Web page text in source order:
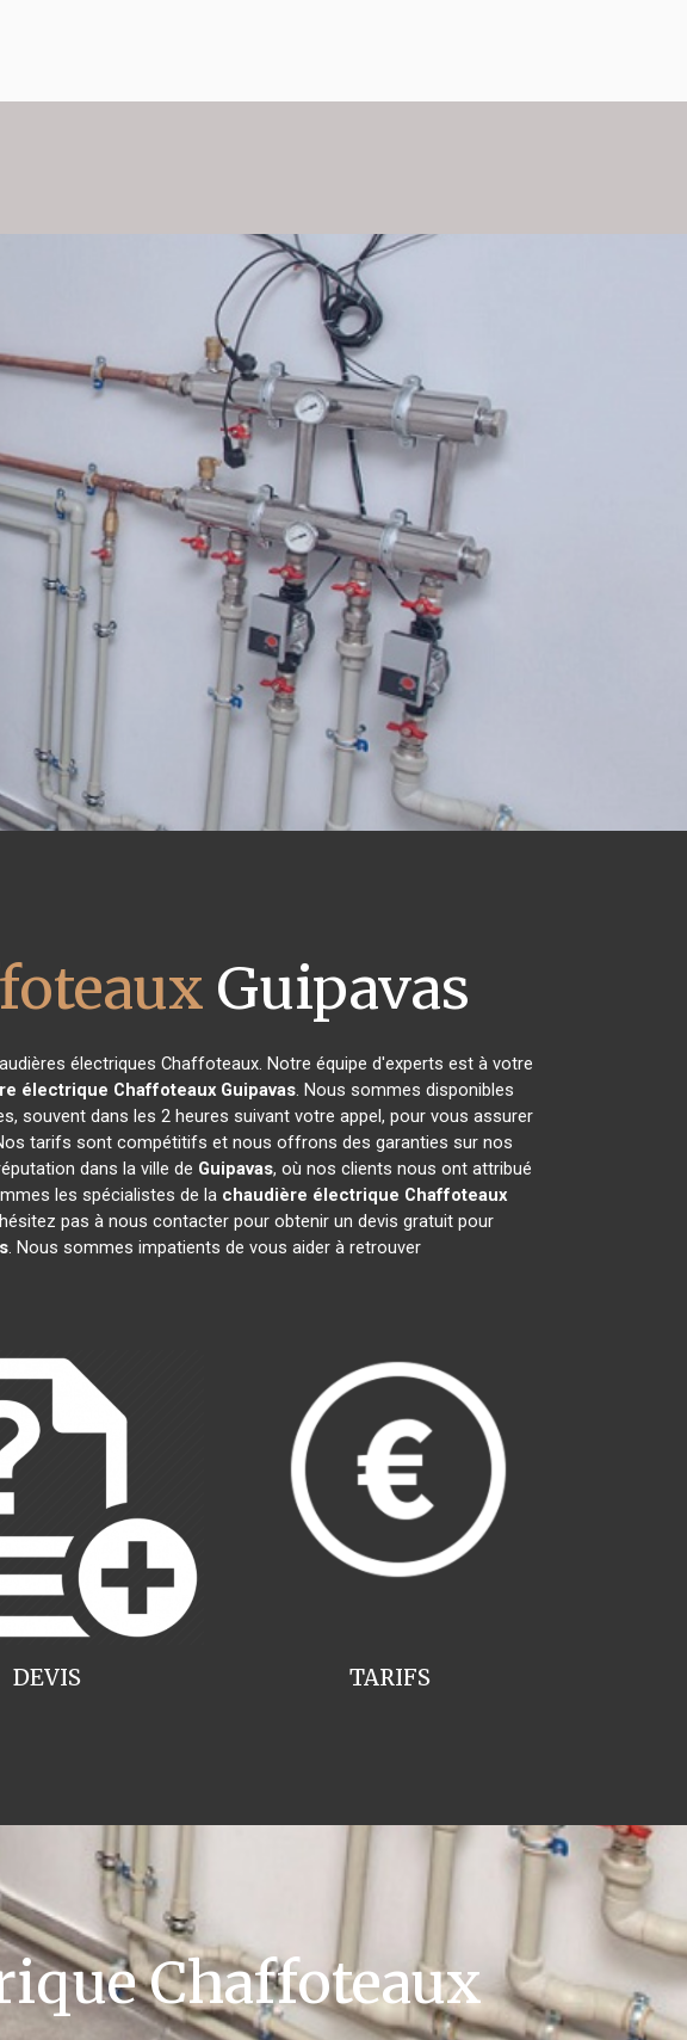
Guipavas
électriques Chaffoteaux. Notre équipe d'experts est à votre
électrique Chaffoteaux Guipavas. Nous sommes disponibles
souvent dans les 2 heures suivant votre appel, pour vous assurer
tarifs sont compétitifs et nous offrons des garanties sur nos
dans la ville de Guipavas, où nos clients nous ont attribué
les spécialistes de la chaudière électrique Chaffoteaux
pas à nous contacter pour obtenir un devis gratuit pour
. Nous sommes impatients de vous aider à retrouver
TARIFS
DEVIS
Chaffoteaux